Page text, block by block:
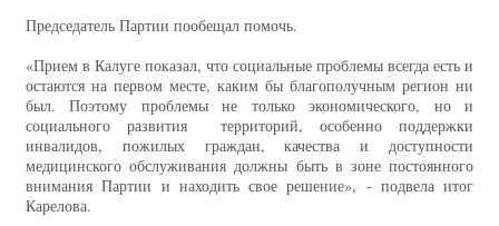
Председатель Партии пообещал помочь.
«Прием в Калуге показал, что социальные проблемы всегда есть и
остаются на первом месте, каким бы благополучным регион ни
был. Поэтому проблемы не только экономического, но и
социального развития территорий, особенно поддержки
инвалидов, пожилых граждан, качества и доступности
медицинского обслуживания должны быть в зоне постоянного
внимания Партии и находить свое решение», - подвела итог
Карелова.